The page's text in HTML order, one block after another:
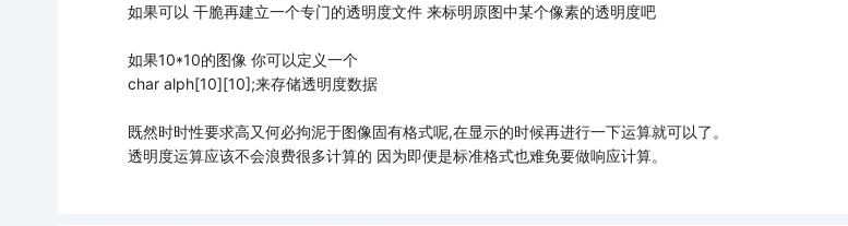
如果可以 干脆再建立一个专门的透明度文件 来标明原图中某个像素的透明度吧
如果10*10的图像 你可以定义一个
char alph[10][10];来存储透明度数据
既然时时性要求高又何必拘泥于图像固有格式呢,在显示的时候再进行一下运算就可以了。
透明度运算应该不会浪费很多计算的 因为即便是标准格式也难免要做响应计算。